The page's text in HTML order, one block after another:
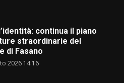
continua il piano
straordinarie del
di Fasano
2026 14:16